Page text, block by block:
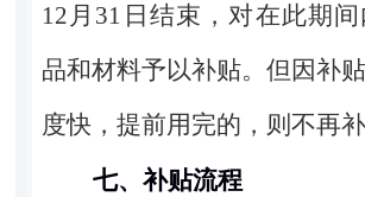
12 月 31 日结束，对在此期
品和材料予以补贴。但因补
度快，提前用完的，则不再补
七、补贴流程